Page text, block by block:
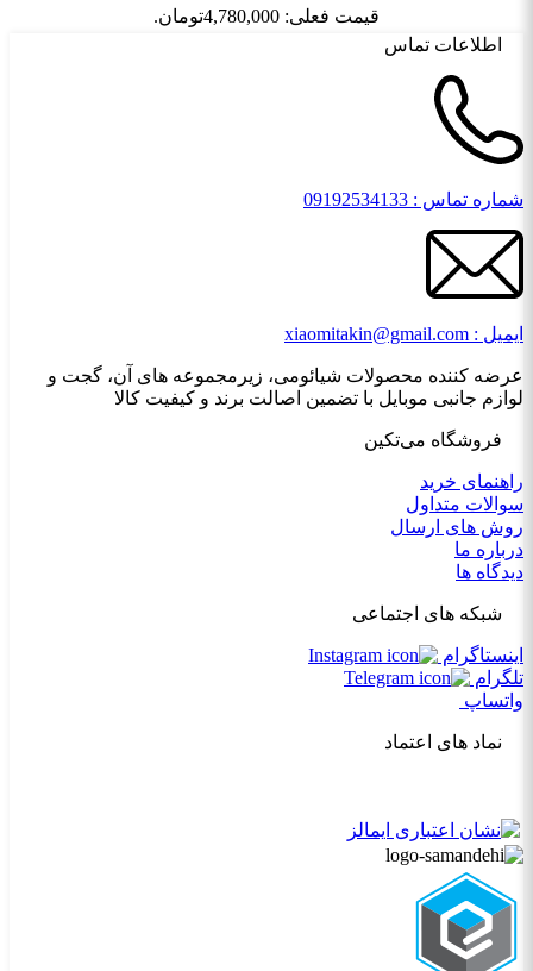
قیمت فعلی: 4,780,000تومان.
اطلاعات تماس
شماره تماس : 09192534133
ایمیل : xiaomitakin@gmail.com
عرضه کننده محصولات شیائومی، زیرمجموعه های آن، گجت و
لوازم جانبی موبایل با تضمین اصالت برند و کیفیت کالا
فروشگاه می‌تکین
راهنمای خرید
سوالات متداول
روش های ارسال
درباره ما
دیدگاه ها
شبکه های اجتماعی
اینستاگرام
تلگرام
واتساپ
نماد های اعتماد